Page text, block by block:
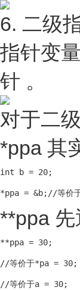
6. 二级
指针变
针 。
对于二
*ppa 其
int b = 20;
*ppa = &b;//等价
**ppa
**ppa = 30;
//等价于*pa = 30;
//等价于a = 30;